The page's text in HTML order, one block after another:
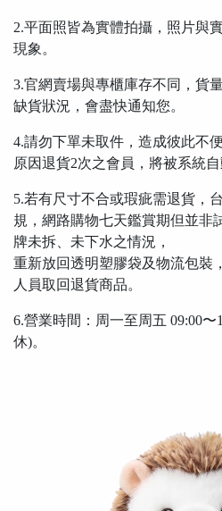
2.平面照皆為實體拍攝，照片與
現象。
3.官網賣場與專櫃庫存不同，貨
缺貨狀況，會盡快通知您。
4.請勿下單未取件，造成彼此不
原因退貨2次之會員，將被系統自
5.若有尺寸不合或瑕疵需退貨，
規，網路購物七天鑑賞期但並非
牌未拆、未下水之情況，
重新放回透明塑膠袋及物流包裝
人員取回退貨商品。
6.營業時間：周一至周五 09:00
休)。